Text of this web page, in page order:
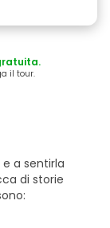
il tour.
a sentirla
di storie